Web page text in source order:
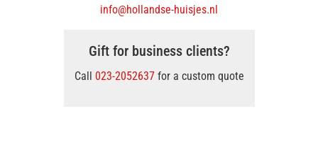
info@hollandse-huisjes.nl
Gift for business clients?
Call 023-2052637for a custom quote